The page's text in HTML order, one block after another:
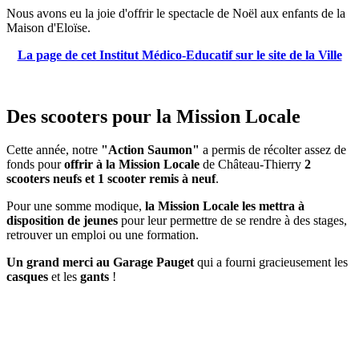
Nous avons eu la joie d'offrir le spectacle de Noël aux enfants de la
Maison d'Eloïse.
La page de cet Institut Médico-Educatif sur le site de la Ville
Des scooters pour la Mission Locale
Cette année, notre "Action Saumon" a permis de récolter assez de
fonds pouroffrir à la Mission Locale de Château-Thierry 2
scooters neufs et 1 scooter remis à neuf.
Pour une somme modique, la Mission Locale les mettra à
disposition de jeunes pour leur permettre de se rendre à des stages,
retrouver un emploi ou une formation.
Un grand merci au Garage Paugetqui a fourni gracieusement les
casques et les gants !